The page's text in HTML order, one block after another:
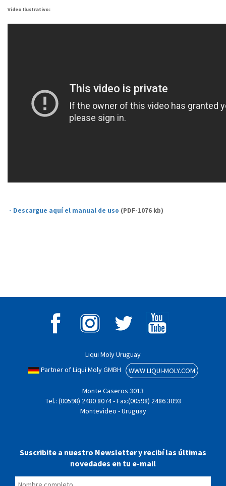
Video Ilustrativo:
- Descargue aquí el manual de uso (PDF-1076 kb)
Liqui Moly Uruguay
Partner of Liqui Moly GMBH
WWW.LIQUI-MOLY.COM
Monte Caseros 3013
Tel.: (00598) 2480 8074 - Fax:(00598) 2486 3093
Montevideo - Uruguay
Suscribite a nuestro Newsletter y recibí las últimas
novedades en tu e-mail